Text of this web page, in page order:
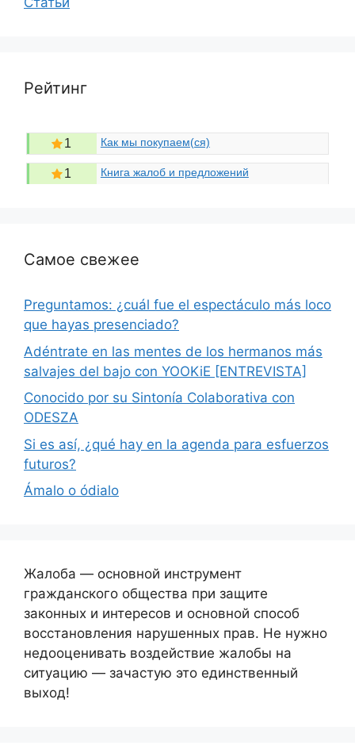
Рейтинг
1 Как мы покупаем(ся)
1 Книга жалоб и предложений
Самое свежее
Preguntamos: ¿cuál fue el espectáculo más loco
que hayas presenciado?
Adéntrate en las mentes de los hermanos más
salvajes del bajo con YOOKiE [ENTREVISTA]
Conocido por su Sintonía Colaborativa con
ODESZA
Si es así, ¿qué hay en la agenda para esfuerzos
futuros?
Ámalo o ódialo
Жалоба — основной инструмент
гражданского общества при защите
законных и интересов и основной способ
восстановления нарушенных прав. Не нужно
недооценивать воздействие жалобы на
ситуацию — зачастую это единственный
выход!